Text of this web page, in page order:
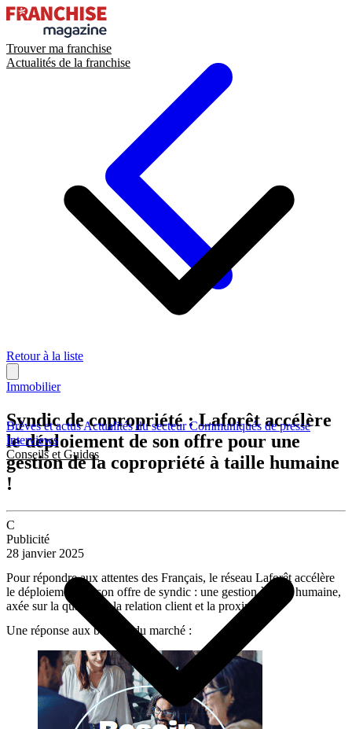
Trouver ma franchise
Actualités de la franchise
Brèves et actusActualités du secteurCommuniqués de presse
Interviews
Conseils et Guides
Retour à la liste
Immobilier
Syndic de copropriété : Laforêt accélère
le déploiement de son offre pour une
gestion de la copropriété à taille humaine
!
C
Publicité
28 janvier 2025
Pour répondre aux attentes des Français, le réseau Laforêt accélère
le déploiement de son offre de syndic : une gestion à taille humaine,
axée sur la qualité de la relation client et la proximité.
Une réponse aux besoins du marché :